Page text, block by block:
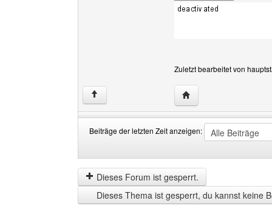
Zuletzt bearbeitet von
↑ Website dieses
Beiträge der letzten Zeit anzeigen:
der
letzten
Zeit
anzeigen
by
Dieses Forum ist gesperrt.
Dieses Thema ist gesperrt, du kannst keine